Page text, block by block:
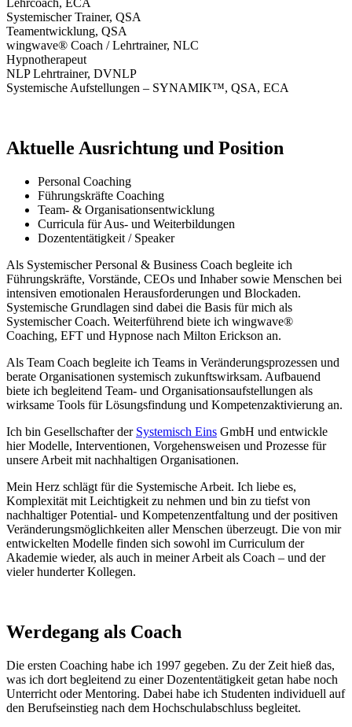
Lehrcoach, ECA
Systemischer Trainer, QSA
Teamentwicklung, QSA
wingwave® Coach / Lehrtrainer, NLC
Hypnotherapeut
NLP Lehrtrainer, DVNLP
Systemische Aufstellungen – SYNAMIK™, QSA, ECA
Aktuelle Ausrichtung und Position
Personal Coaching
Führungskräfte Coaching
Team- & Organisationsentwicklung
Curricula für Aus- und Weiterbildungen
Dozententätigkeit / Speaker
Als Systemischer Personal & Business Coach begleite ich
Führungskräfte, Vorstände, CEOs und Inhaber sowie Menschen bei
intensiven emotionalen Herausforderungen und Blockaden.
Systemische Grundlagen sind dabei die Basis für mich als
Systemischer Coach. Weiterführend biete ich wingwave®
Coaching, EFT und Hypnose nach Milton Erickson an.
Als Team Coach begleite ich Teams in Veränderungsprozessen und
berate Organisationen systemisch zukunftswirksam. Aufbauend
biete ich begleitend Team- und Organisationsaufstellungen als
wirksame Tools für Lösungsfindung und Kompetenzaktivierung an.
Ich bin Gesellschafter der Systemisch Eins GmbH und entwickle
hier Modelle, Interventionen, Vorgehensweisen und Prozesse für
unsere Arbeit mit nachhaltigen Organisationen.
Mein Herz schlägt für die Systemische Arbeit. Ich liebe es,
Komplexität mit Leichtigkeit zu nehmen und bin zu tiefst von
nachhaltiger Potential- und Kompetenzentfaltung und der positiven
Veränderungsmöglichkeiten aller Menschen überzeugt. Die von mir
entwickelten Modelle finden sich sowohl im Curriculum der
Akademie wieder, als auch in meiner Arbeit als Coach – und der
vieler hunderter Kollegen.
Werdegang als Coach
Die ersten Coaching habe ich 1997 gegeben. Zu der Zeit hieß das,
was ich dort begleitend zu einer Dozententätigkeit getan habe noch
Unterricht oder Mentoring. Dabei habe ich Studenten individuell auf
den Berufseinstieg nach dem Hochschulabschluss begleitet.